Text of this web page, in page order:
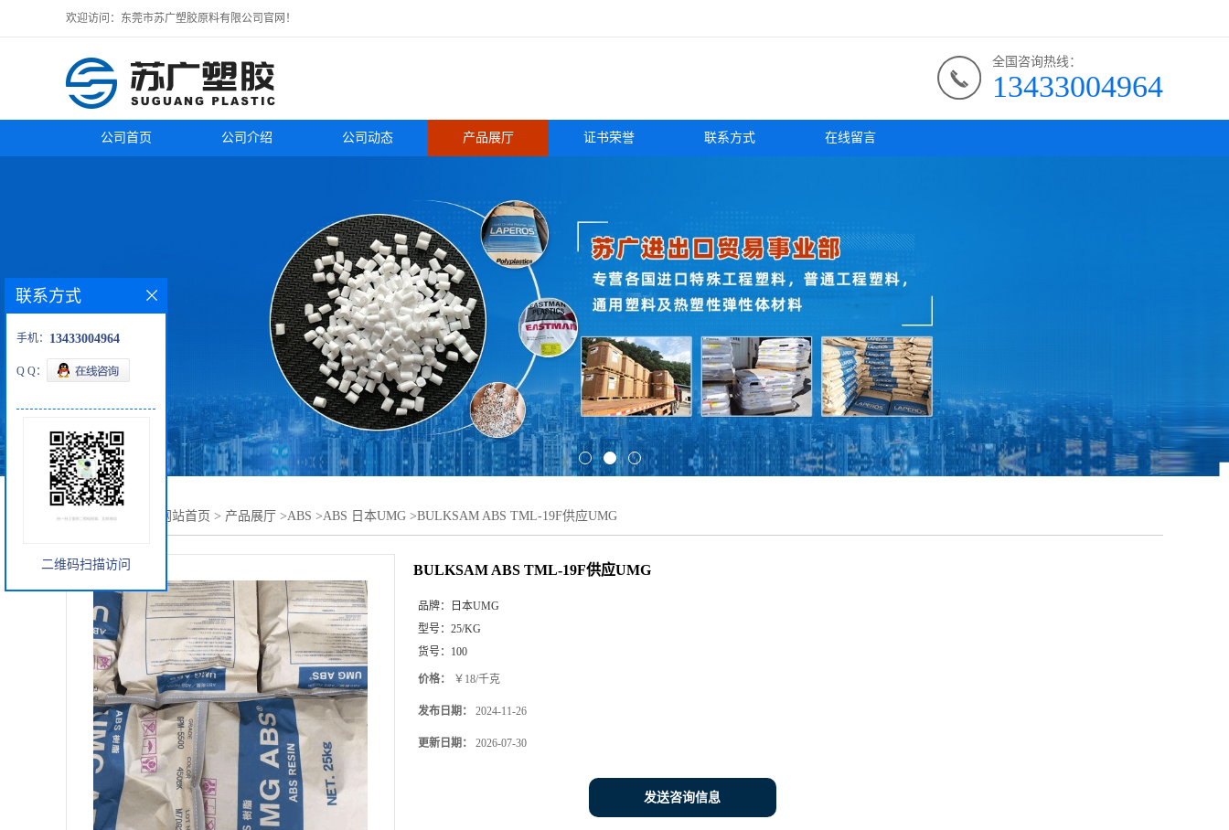
欢迎访问：东莞市苏广塑胶原料有限公司官网！
全国咨询热线：
13433004964
公司首页 公司介绍 公司动态 产品展厅 证书荣誉 联系方式 在线留言
您当前的位置： 网站首页 > 产品展厅 >ABS >ABS 日本UMG >BULKSAM ABS TML-19F供应UMG
BULKSAM ABS TML-19F供应UMG
品牌：
日本UMG
型号： 25/KG
货号： 100
价格： ￥18/千克
发布日期： 2024-11-26
更新日期： 2026-07-30
发送咨询信息
联系方式
手机： 13433004964
Q Q：
二维码扫描访问